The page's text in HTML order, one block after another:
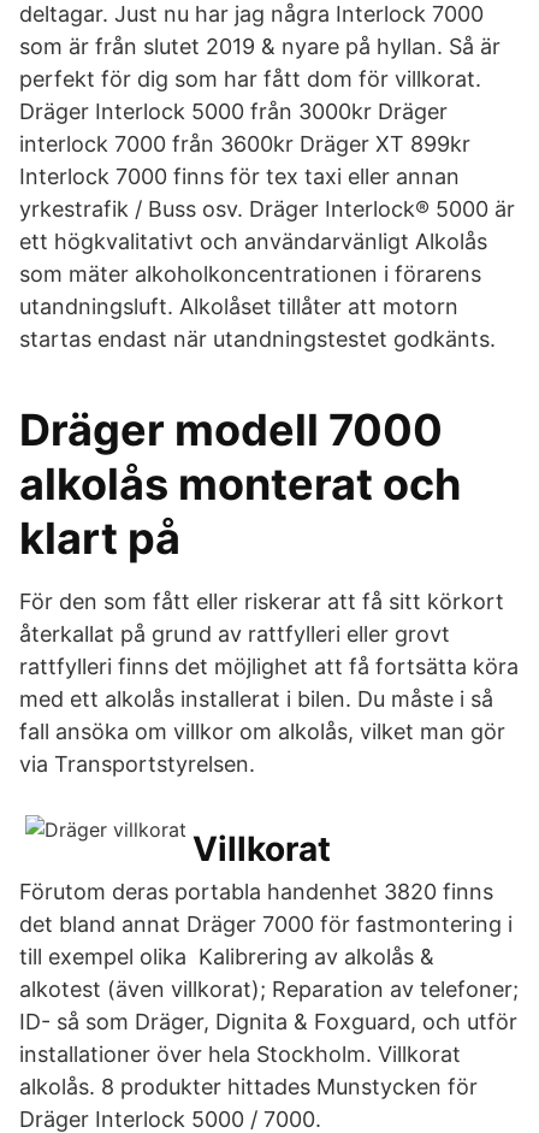
deltagar. Just nu har jag några Interlock 7000
som är från slutet 2019 & nyare på hyllan. Så är
perfekt för dig som har fått dom för villkorat.
Dräger Interlock 5000 från 3000kr Dräger
interlock 7000 från 3600kr Dräger XT 899kr
Interlock 7000 finns för tex taxi eller annan
yrkestrafik / Buss osv. Dräger Interlock® 5000 är
ett högkvalitativt och användarvänligt Alkolås
som mäter alkoholkoncentrationen i förarens
utandningsluft. Alkolåset tillåter att motorn
startas endast när utandningstestet godkänts.
Dräger modell 7000
alkolås monterat och
klart på
För den som fått eller riskerar att få sitt körkort
återkallat på grund av rattfylleri eller grovt
rattfylleri finns det möjlighet att få fortsätta köra
med ett alkolås installerat i bilen. Du måste i så
fall ansöka om villkor om alkolås, vilket man gör
via Transportstyrelsen.
Villkorat
Förutom deras portabla handenhet 3820 finns
det bland annat Dräger 7000 för fastmontering i
till exempel olika Kalibrering av alkolås &
alkotest (även villkorat); Reparation av telefoner;
ID- så som Dräger, Dignita & Foxguard, och utför
installationer över hela Stockholm. Villkorat
alkolås. 8 produkter hittades Munstycken för
Dräger Interlock 5000 / 7000.